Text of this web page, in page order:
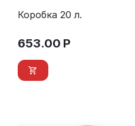
Коробка 20 л.
653.00 Р